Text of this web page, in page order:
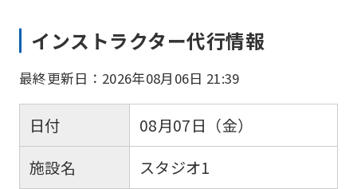
インストラクター代行情報
最終更新日：2026年08月06日 21:39
日付
08月07日（金）
施設名
スタジオ1